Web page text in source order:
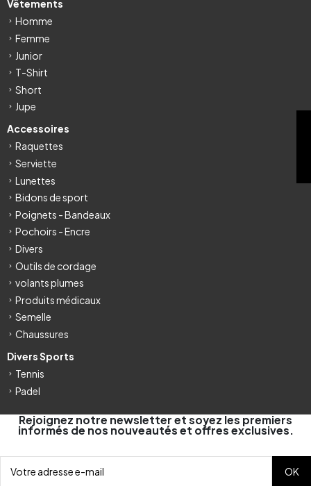
Vêtements
Homme
Femme
Junior
T-Shirt
Short
Jupe
Accessoires
Raquettes
Serviette
Lunettes
Bidons de sport
Poignets - Bandeaux
Pochoirs - Encre
Divers
Outils de cordage
volants plumes
Produits médicaux
Semelle
Chaussures
Divers Sports
Tennis
Padel
Rejoignez notre newsletter et soyez les premiers
informés de nos nouveautés et offres exclusives.